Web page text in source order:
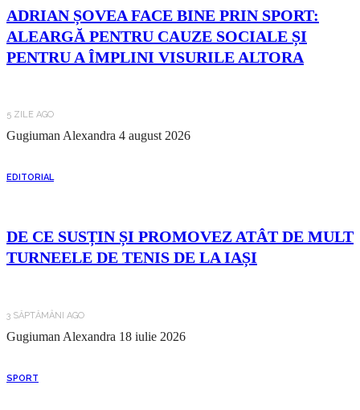
ADRIAN ȘOVEA FACE BINE PRIN SPORT:
ALEARGĂ PENTRU CAUZE SOCIALE ȘI
PENTRU A ÎMPLINI VISURILE ALTORA
5 ZILE AGO
Gugiuman Alexandra 4 august 2026
EDITORIAL
DE CE SUSȚIN ȘI PROMOVEZ ATÂT DE MULT
TURNEELE DE TENIS DE LA IAȘI
3 SĂPTĂMÂNI AGO
Gugiuman Alexandra 18 iulie 2026
SPORT